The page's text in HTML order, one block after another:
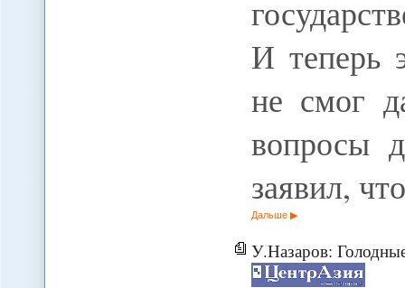
И теперь
не смог
вопросы
заявил,
Дальше
У.Назаров: Голодные